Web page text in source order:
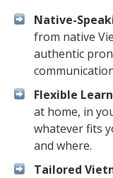
Native-
from native
authentic
Flexible
at home, in
whatever fits
and where.
Tailored